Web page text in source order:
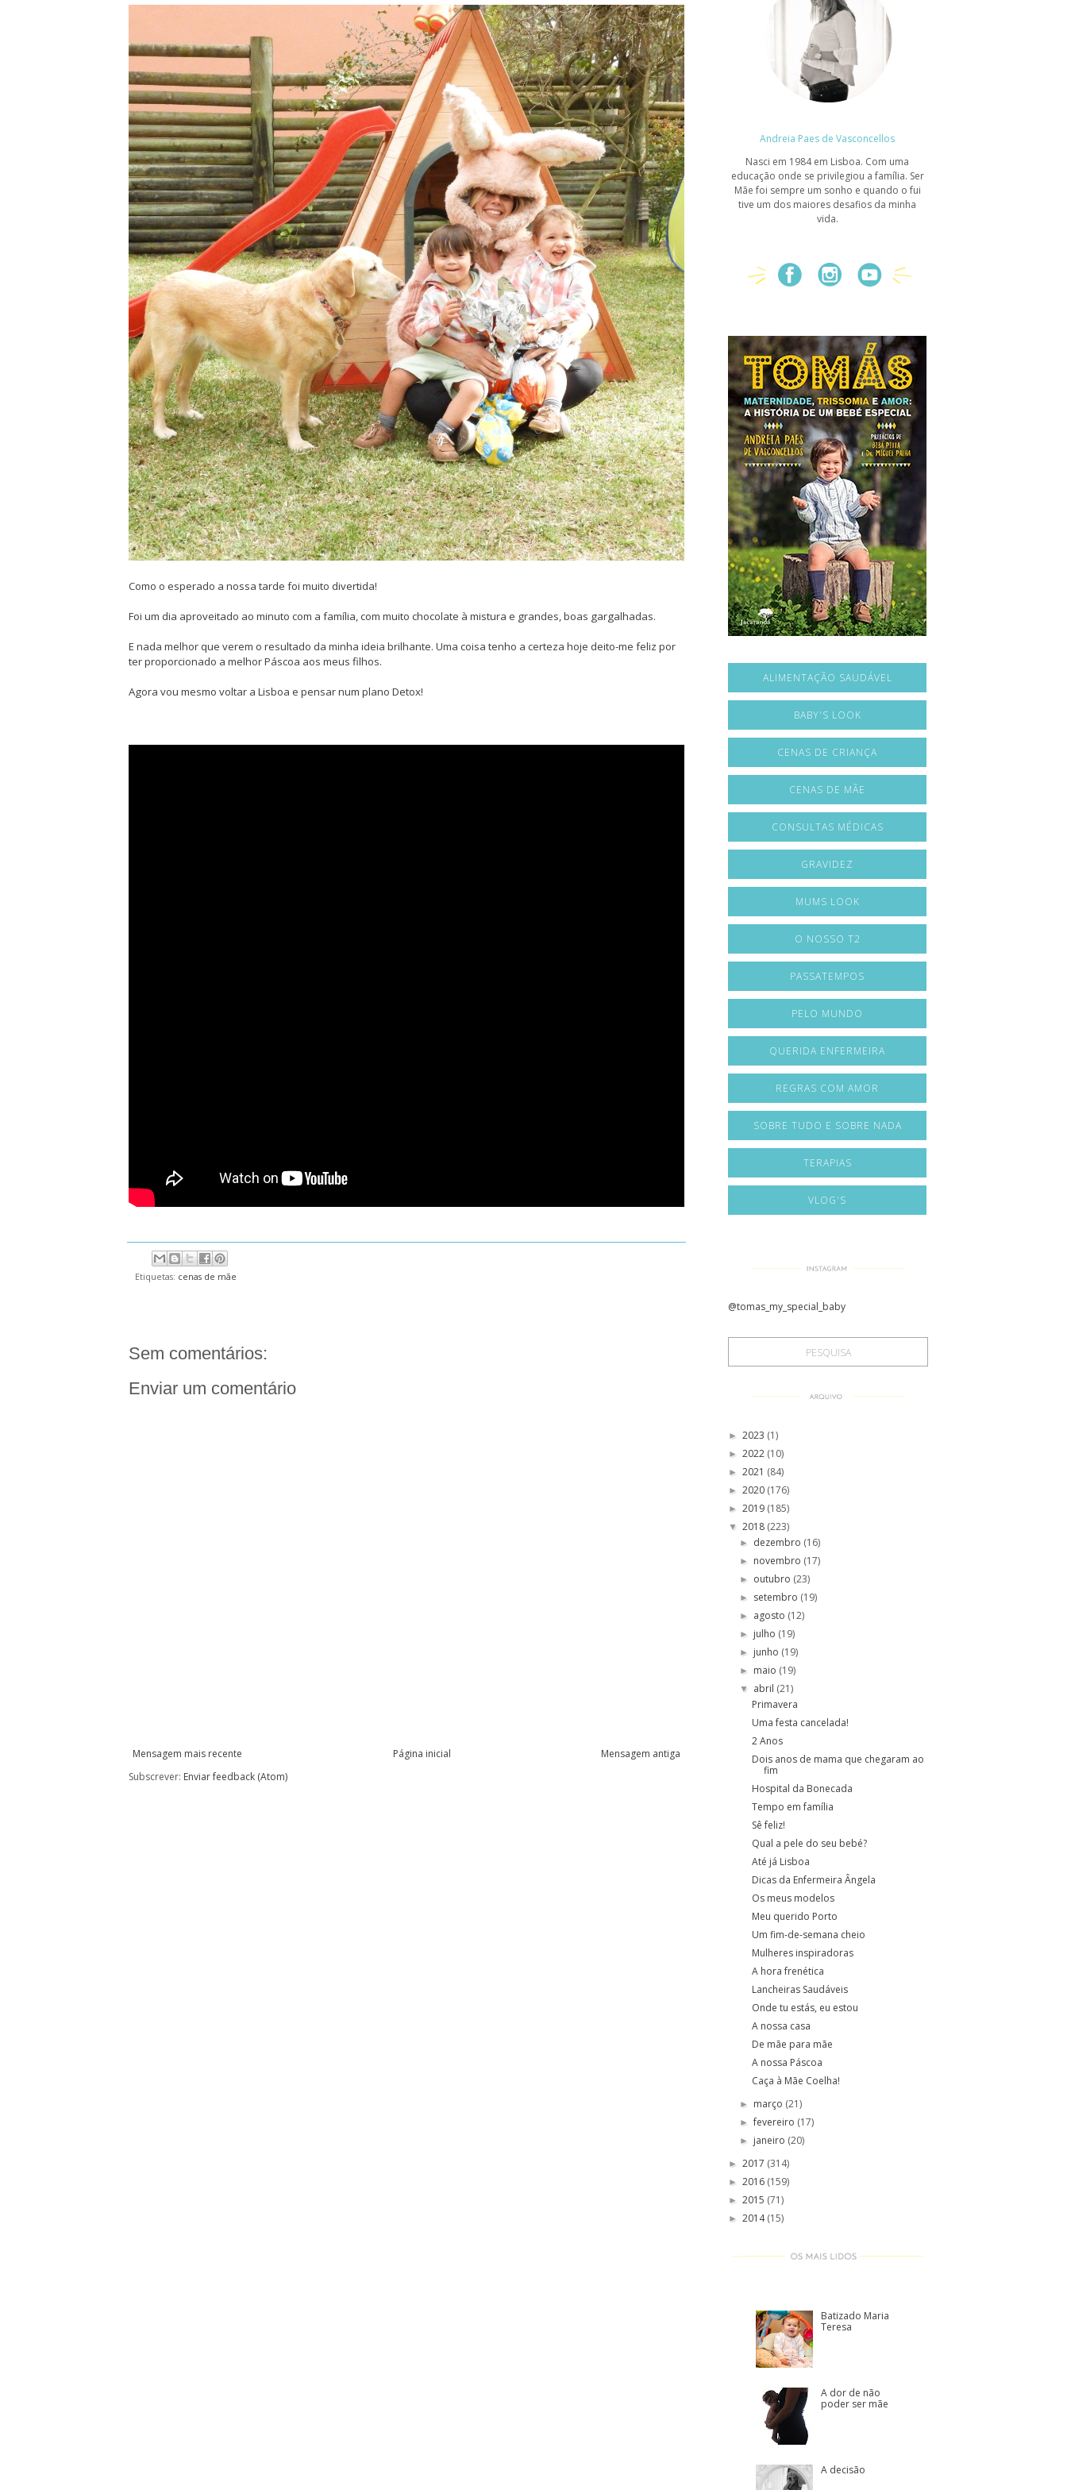
Como o esperado a nossa tarde foi muito divertida!
Foi um dia aproveitado ao minuto com a família, com muito chocolate à mistura e grandes, boas gargalhadas.
E nada melhor que verem o resultado da minha ideia brilhante. Uma coisa tenho a certeza hoje deito-me feliz por
ter proporcionado a melhor Páscoa aos meus filhos.
Agora vou mesmo voltar a Lisboa e pensar num plano Detox!
Etiquetas: cenas de mãe
Sem comentários:
Enviar um comentário
Mensagem mais recente Mensagem antiga
Página inicial
Subscrever: Enviar feedback (Atom)
Andreia Paes de Vasconcellos
Nasci em 1984 em Lisboa. Com uma
educação onde se privilegiou a família. Ser
Mãe foi sempre um sonho e quando o fui
tive um dos maiores desafios da minha
vida.
ALIMENTAÇÃO SAUDÁVEL
BABY'S LOOK
CENAS DE CRIANÇA
CENAS DE MÃE
CONSULTAS MÉDICAS
GRAVIDEZ
MUMS LOOK
O NOSSO T2
PASSATEMPOS
PELO MUNDO
QUERIDA ENFERMEIRA
REGRAS COM AMOR
SOBRE TUDO E SOBRE NADA
TERAPIAS
VLOG'S
@tomas_my_special_baby
► 2023 (1)
► 2022 (10)
► 2021 (84)
► 2020 (176)
► 2019 (185)
▼ 2018 (223)
► dezembro (16)
► novembro (17)
► outubro (23)
► setembro (19)
► agosto (12)
► julho (19)
► junho (19)
► maio (19)
▼ abril (21)
Primavera
Uma festa cancelada!
2 Anos
Dois anos de mama que chegaram ao
fim
Hospital da Bonecada
Tempo em família
Sê feliz!
Qual a pele do seu bebé?
Até já Lisboa
Dicas da Enfermeira Ângela
Os meus modelos
Meu querido Porto
Um fim-de-semana cheio
Mulheres inspiradoras
A hora frenética
Lancheiras Saudáveis
Onde tu estás, eu estou
A nossa casa
De mãe para mãe
A nossa Páscoa
Caça à Mãe Coelha!
► março (21)
►fevereiro (17)
► janeiro (20)
► 2017 (314)
► 2016 (159)
► 2015 (71)
► 2014(15)
Batizado Maria
Teresa
A dor de não
poder ser mãe
A decisão